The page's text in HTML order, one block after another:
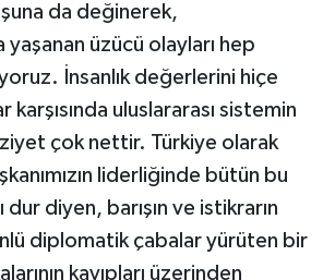
da değinerek,
üzücü olayları hep
İnsanlık değerlerini hiçe
karşısında uluslararası sistemin
çok nettir. Türkiye olarak
liderliğinde bütün bu
diyen, barışın ve istikrarın
diplomatik çabalar yürüten bir
kayıpları üzerinden